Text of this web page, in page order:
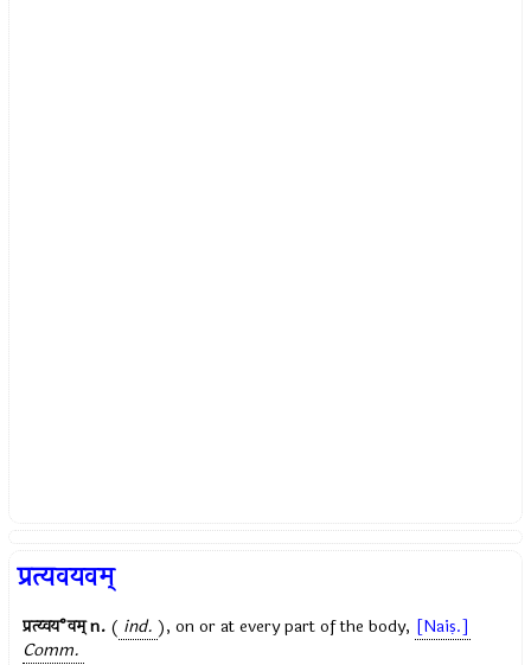
प्रत्यवयवम्
प्रत्य्वय°वम्n. ( ind. ), on or at every part of the body, [Naiṣ.]
Comm.